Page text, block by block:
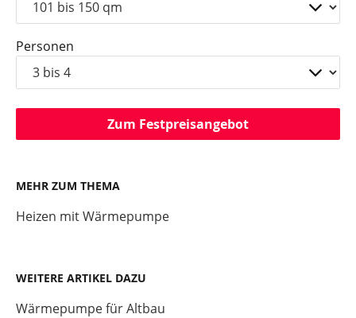
Personen
Zum Festpreisangebot
MEHR ZUM THEMA
Heizen mit Wärmepumpe
WEITERE ARTIKEL DAZU
Wärmepumpe für Altbau